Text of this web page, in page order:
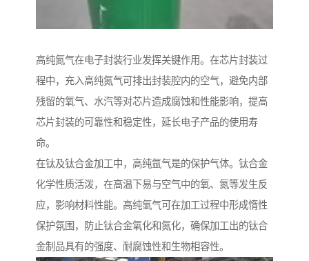
高纯氮气在电子封装行业发挥关键作用。在芯片封装过
程中，充入高纯氮气可排出封装腔内的空气，避免内部
残留的氧气、水汽等对芯片造成腐蚀和性能影响，提高
芯片封装的可靠性和稳定性，延长电子产品的使用寿
命。
在钛及钛合金加工中，高纯氩气是的保护气体。钛合金
化学性质活泼，在高温下易与空气中的氧、氮等发生反
应，影响材料性能。高纯氩气可在加工过程中形成惰性
保护氛围，防止钛合金氧化和氮化，确保加工出的钛合
金制品具有的强度、耐腐蚀性和生物相容性。​